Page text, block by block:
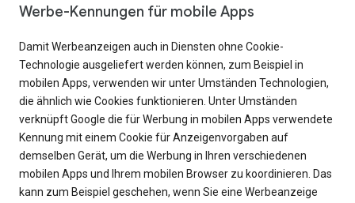
Werbe-Kennungen für mobile Apps
Damit Werbeanzeigen auch in Diensten ohne Cookie-
Technologie ausgeliefert werden können, zum Beispiel in
mobilen Apps, verwenden wir unter Umständen Technologien,
die ähnlich wie Cookies funktionieren. Unter Umständen
verknüpft Google die für Werbung in mobilen Apps verwendete
Kennung mit einem Cookie für Anzeigenvorgaben auf
demselben Gerät, um die Werbung in Ihren verschiedenen
mobilen Apps und Ihrem mobilen Browser zu koordinieren. Das
kann zum Beispiel geschehen, wenn Sie eine Werbeanzeige